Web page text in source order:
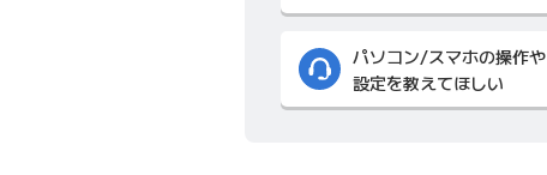
パソコン/スマホの操作や
設定を教えてほしい